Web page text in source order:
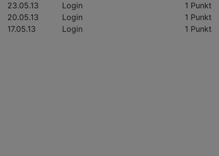
23.05.13
Login
1 Punkt
20.05.13
Login
1 Punkt
17.05.13
Login 1 Punkt